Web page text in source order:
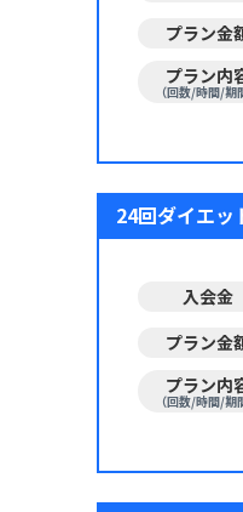
プラン金
プラン内
（回数/時間/期
24回ダイエッ
入会金
プラン金
プラン内
（回数/時間/期